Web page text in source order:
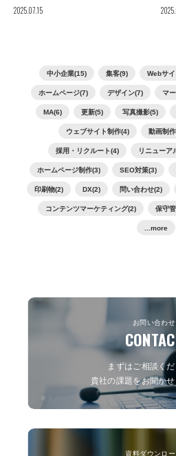
2025.07.15
中小企業(15) 集客(9) Webサ
ホームページ(7) デザイン(7) マ
MA(6) 更新(5) 写真撮影(5)
ウェブサイト制作(4) 動画制
採用・リクルート(4) リニューア
ホームページ制作(3) SEO対策(3)
印刷物(2) DX(2) 問い合わせ(2)
コンテンツマーケティング(2) 保守
...more
資料ダウンロー
お問い合わせ
まずはご相談く
貴社の課題をお聞かせ